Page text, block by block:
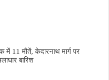
11 मौतें, केदारनाथ मार्ग पर
बारिश